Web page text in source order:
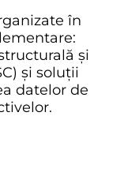
în
și
și soluții
datelor de